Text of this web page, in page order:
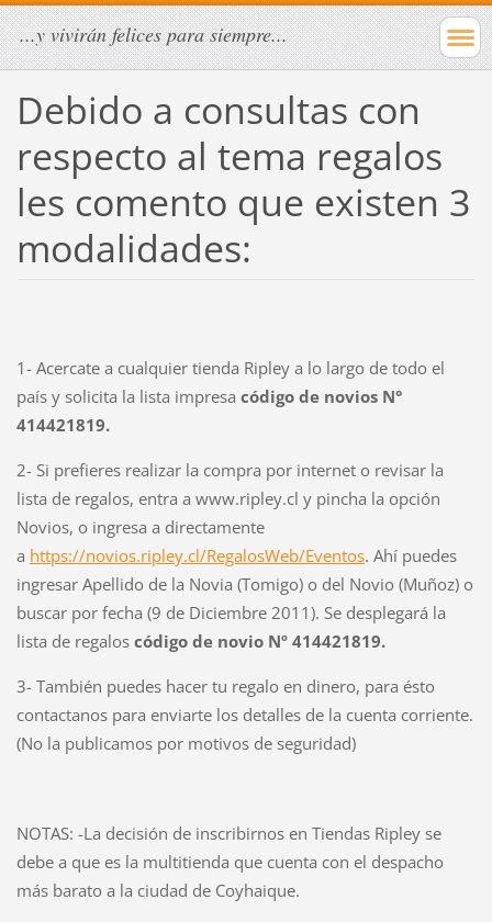
...y vivirán felices para siempre...
Debido a consultas con
respecto al tema regalos
les comento que existen 3
modalidades:
1- Acercate a cualquier tienda Ripley a lo largo de todo el
país y solicita la lista impresa código de novios N°
414421819.
2- Si prefieres realizar la compra por internet o revisar la
lista de regalos, entra a www.ripley.cl y pincha la opción
Novios, o ingresa a directamente
a https://novios.ripley.cl/RegalosWeb/Eventos. Ahí puedes
ingresar Apellido de la Novia (Tomigo) o del Novio (Muñoz) o
buscar por fecha (9 de Diciembre 2011). Se desplegará la
lista de regalos código de novio Nº 414421819.
3- También puedes hacer tu regalo en dinero, para ésto
contactanos para enviarte los detalles de la cuenta corriente.
(No la publicamos por motivos de seguridad)
NOTAS: -La decisión de inscribirnos en Tiendas Ripley se
debe a que es la multitienda que cuenta con el despacho
más barato a la ciudad de Coyhaique.